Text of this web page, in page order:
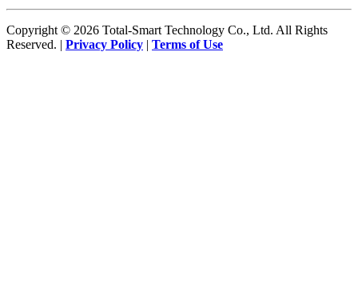
Copyright © 2026 Total-Smart Technology Co., Ltd. All Rights
Reserved. | Privacy Policy | Terms of Use